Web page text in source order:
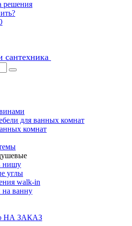
решения
сантехника
для ванных комнат
комнат
нишу
углы
walk-in
ванну
НА ЗАКАЗ